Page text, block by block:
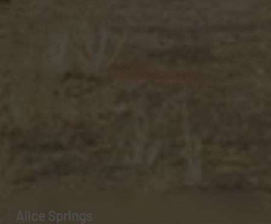
Alice Springs